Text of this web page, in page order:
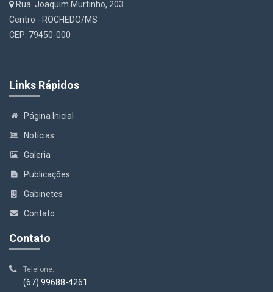
Rua. Joaquim Murtinho, 203
Centro - ROCHEDO/MS
CEP: 79450-000
Links Rápidos
Página Inicial
Notícias
Galeria
Publicações
Gabinetes
Contato
Contato
Telefone:
(67) 99688-4261